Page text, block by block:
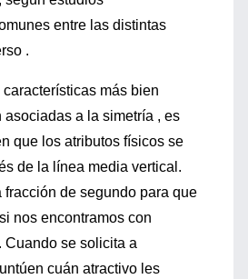
entre las distintas
.
más bien
asociadas a la simetría , es
que los atributos físicos se
de la línea media vertical.
fracción de segundo para que
nos encontramos con
Cuando se solicita a
cuán atractivo les